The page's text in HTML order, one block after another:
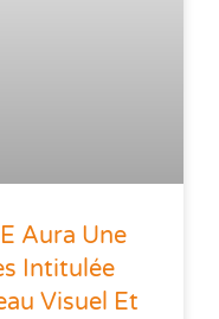
Aura Une
Intitulée
Visuel Et